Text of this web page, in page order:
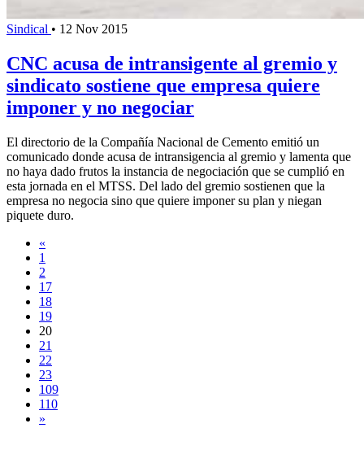
Sindical • 12 Nov 2015
CNC acusa de intransigente al gremio y
sindicato sostiene que empresa quiere
imponer y no negociar
El directorio de la Compañía Nacional de Cemento emitió un
comunicado donde acusa de intransigencia al gremio y lamenta que
no haya dado frutos la instancia de negociación que se cumplió en
esta jornada en el MTSS. Del lado del gremio sostienen que la
empresa no negocia sino que quiere imponer su plan y niegan
piquete duro.
«
1
2
17
18
19
20
21
22
23
109
110
»